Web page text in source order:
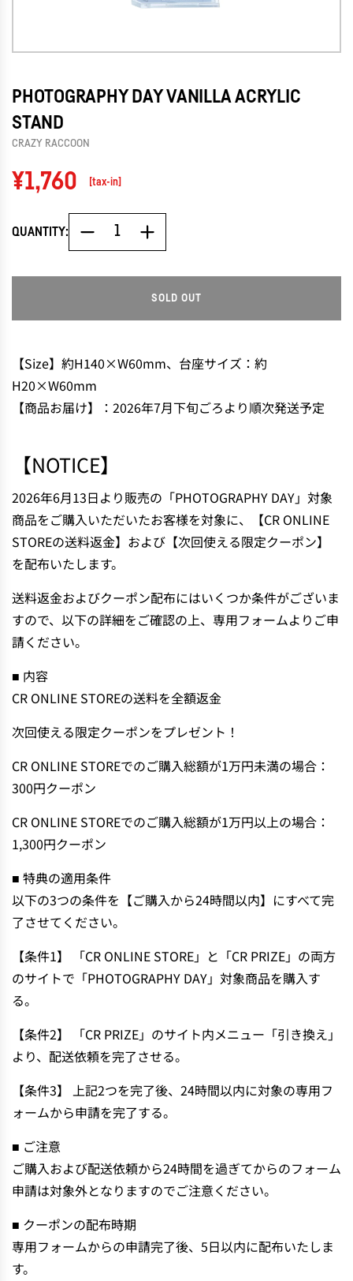
PHOTOGRAPHY DAY VANILLA ACRYLIC
STAND
CRAZY RACCOON
Regular
price
¥1,760 [tax-in]
QUANTITY:
SOLD OUT
O
D
G
【Size】約H140×W60mm、台座サイズ：約
H20×W60mm
【商品お届け】：2026年7月下旬ごろより順次発送予定
【NOTICE】
2026年6月13日より販売の「PHOTOGRAPHY DAY」対象
商品をご購入いただいたお客様を対象に、【CR ONLINE
STOREの送料返金】および【次回使える限定クーポン】
を配布いたします。
送料返金およびクーポン配布にはいくつか条件がございま
すので、以下の詳細をご確認の上、専用フォームよりご申
請ください。
■ 内容
CR ONLINE STOREの送料を全額返金
次回使える限定クーポンをプレゼント！
CR ONLINE STOREでのご購入総額が1万円未満の場合：
300円クーポン
CR ONLINE STOREでのご購入総額が1万円以上の場合：
1,300円クーポン
■ 特典の適用条件
以下の3つの条件を【ご購入から24時間以内】にすべて完
了させてください。
【条件1】 「CR ONLINE STORE」と「CR PRIZE」の両方
のサイトで「PHOTOGRAPHY DAY」対象商品を購入す
る。
【条件2】 「CR PRIZE」のサイト内メニュー「引き換え」
より、配送依頼を完了させる。
【条件3】 上記2つを完了後、24時間以内に対象の専用フ
ォームから申請を完了する。
■ ご注意
ご購入および配送依頼から24時間を過ぎてからのフォーム
申請は対象外となりますのでご注意ください。
■ クーポンの配布時期
専用フォームからの申請完了後、5日以内に配布いたしま
す。